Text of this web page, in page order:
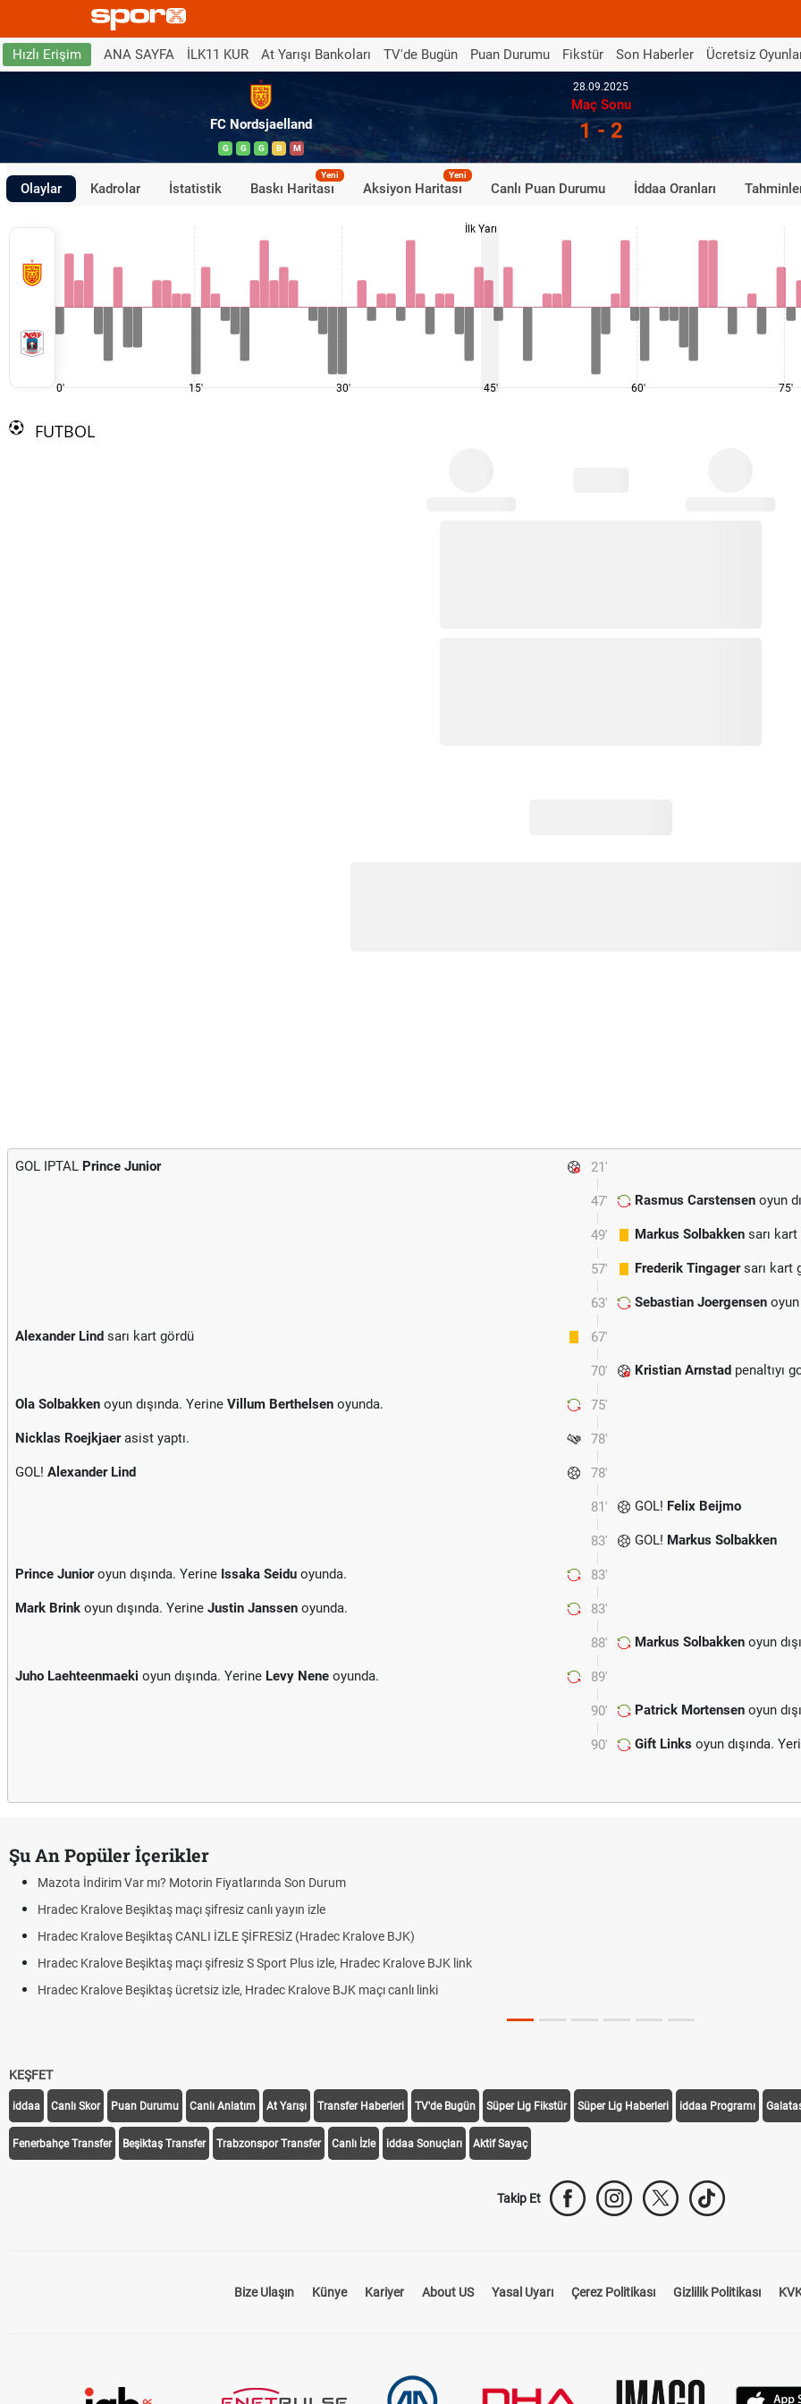
Hızlı Erişim ANA SAYFA İLK11 KUR At Yarışı Bankoları TV'de Bugün Puan Durumu Fikstür Son Haberler Ücretsiz
FC Nordsjaelland
G G G B M
28.09.2025
Maç Sonu
1 - 2
Olaylar Kadrolar İstatistik Baskı Haritası
Yeni
Aksiyon Haritası
Yeni
Canlı Puan Durumu İddaa Oranları
0' 15' 30'
İlk Yarı
45' 60' 75'
FUTBOL
21'
GOL IPTAL Prince Junior
47' Rasmus Carstensen oyun
49' Markus Solbakken sarı
57' Frederik Tingagersarı kart
63' Sebastian Joergensen oyun
67'
Alexander Lind sarı kart gördü
70' Kristian Arnstad penaltıyı
75'
Ola Solbakken oyun dışında. Yerine Villum Berthelsen oyunda.
78'
Nicklas Roejkjaerasist yaptı.
78'
GOL! Alexander Lind
81' GOL! Felix Beijmo
83' GOL! Markus Solbakken
83'
Prince Junioroyun dışında. Yerine Issaka Seidu oyunda.
83'
Mark Brink oyun dışında. Yerine Justin Janssen oyunda.
88' Markus Solbakken oyun
89'
Juho Laehteenmaeki oyun dışında. Yerine Levy Nene oyunda.
90' Patrick Mortensen oyun
90' Gift Links oyun dışında.
Şu An Popüler İçerikler
Mazota İndirim Var mı? Motorin Fiyatlarında Son Durum
Hradec Kralove Beşiktaş maçı şifresiz canlı yayın izle
Hradec Kralove Beşiktaş CANLI İZLE ŞİFRESİZ (Hradec Kralove BJK)
Hradec Kralove Beşiktaş maçı şifresiz S Sport Plus izle, Hradec Kralove BJK link
Hradec Kralove Beşiktaş ücretsiz izle, Hradec Kralove BJK maçı canlı linki
KEŞFET
iddaa Canlı Skor Puan Durumu Canlı Anlatım At Yarışı Transfer Haberleri TV'de Bugün Süper Lig Fikstür Süper Lig Haberleri iddaa Programı
Fenerbahçe Transfer Beşiktaş Transfer Trabzonspor Transfer Canlı İzle iddaa Sonuçları Aktif Sayaç
Takip Et
Bize Ulaşın Künye Kariyer About US Yasal Uyarı Çerez Politikası Gizlilik Politikası